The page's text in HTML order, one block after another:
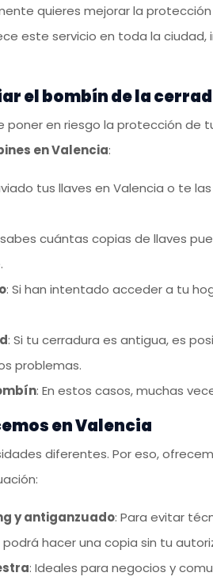
quieres mejorar la
este servicio en toda la ciudad,
el bombín de la
en riesgo la protección de
en Valencia:
tus llaves en Valencia o te
sabes cuántas copias de llaves
: Si han intentado acceder a tu
: Si tu cerradura es antigua, es
problemas.
: En estos casos, muchas
en Valencia
diferentes. Por eso,
y antiganzuado: Para evitar
podrá hacer una copia sin tu
: Ideales para negocios y